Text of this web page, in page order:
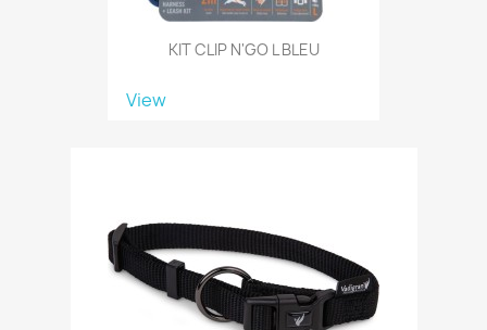
KIT CLIP N'GO L BLEU
View